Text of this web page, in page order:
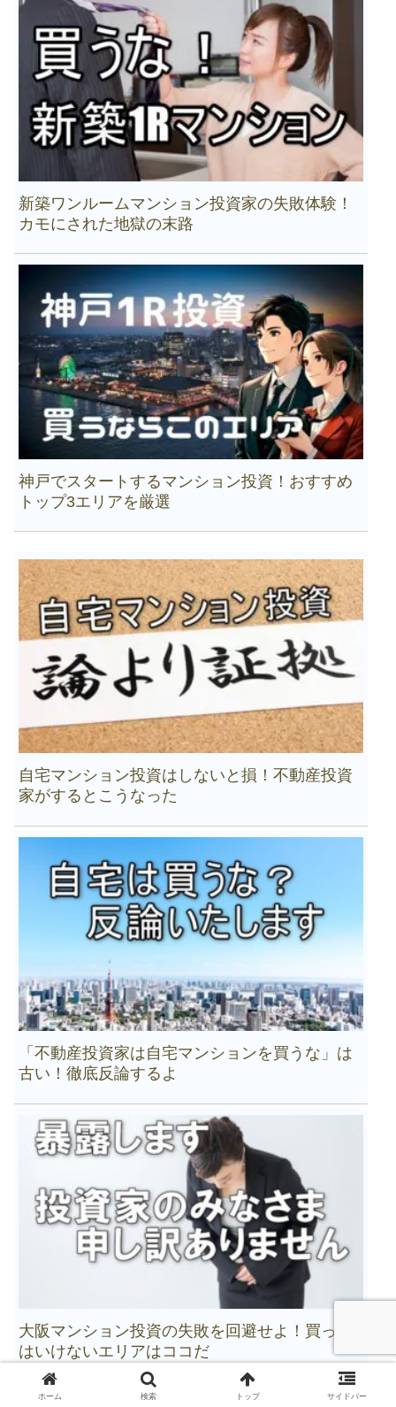
新築ワンルームマンション投資家の失敗体験！
カモにされた地獄の末路
神戸でスタートするマンション投資！おすすめ
トップ3エリアを厳選
自宅マンション投資はしないと損！不動産投資
家がするとこうなった
「不動産投資家は自宅マンションを買うな」は
古い！徹底反論するよ
大阪マンション投資の失敗を回避せよ！買って
はいけないエリアはココだ
ホーム 検索 トップ サイドバー